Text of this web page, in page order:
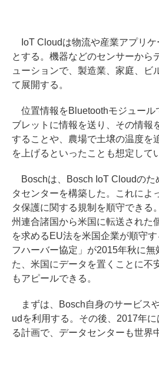
IoT Cloudは物流や産業アプリケ
とする。機器などのセンサーから
ューションで、製造業、家庭、ビ
て展開する。
位置情報をBluetoothモジュール
ブレットに情報を送り、その情報
することや、農場で土壌の温度を
を上げるといったことも想定して
Boschは、Bosch IoT Cloudのた
タセンターを構築した。これによ
タ保護に関する規制を順守できる
州連合諸国から米国に転送された
を求めるEU法を米国企業が順守
フハーバー協定」が2015年秋に無
た、米国にデータを置くことに不
もアピールできる。
まずは、Bosch自身のサービス
udを利用する。その後、2017年
る計画で、データセンターも世界